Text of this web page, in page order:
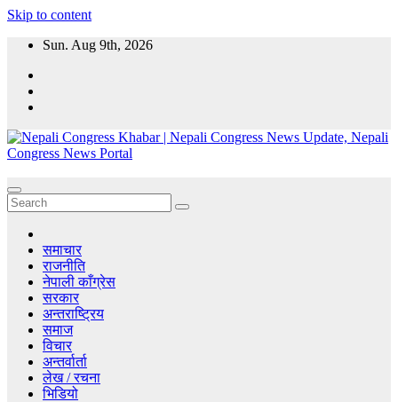
Skip to content
Sun. Aug 9th, 2026
Congress News Portal
News, Nepali Congress News Update, Nepal political parties and
Leaders.
समाचार
राजनीति
नेपाली काँग्रेस
सरकार
अन्तराष्ट्रिय
समाज
विचार
अन्तर्वार्ता
लेख / रचना
भिडियो